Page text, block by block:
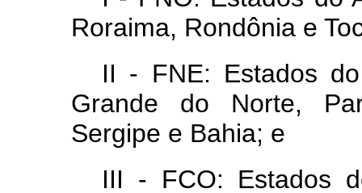
Roraima, Rondônia e
II - FNE: Estados
Grande do Norte,
Sergipe e Bahia; e
III - FCO: Estados